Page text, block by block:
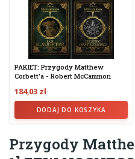
PAKIET: Przygody Matthew
Corbett'a - Robert McCammon
184,03 zł
DODAJ DO KOSZYKA
Przygody